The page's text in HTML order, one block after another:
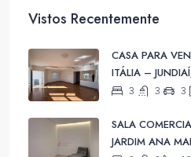
Vistos Recentemente
CASA PARA
ITÁLIA –
3 3 3
SALA
JARDIM ANA